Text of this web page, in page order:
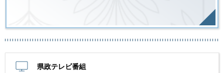
県政テレビ番組